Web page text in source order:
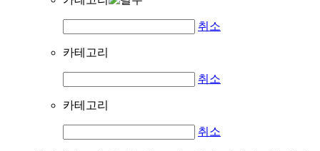
취소
카테고리
취소
카테고리
취소